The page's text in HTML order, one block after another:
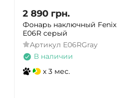
2 890 грн.
Фонарь наключный Fenix ​​
E06R серый
Артикул E06RGray
В наличии
x 3 мес.